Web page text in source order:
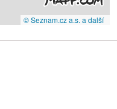
© Seznam.cz a.s. a další